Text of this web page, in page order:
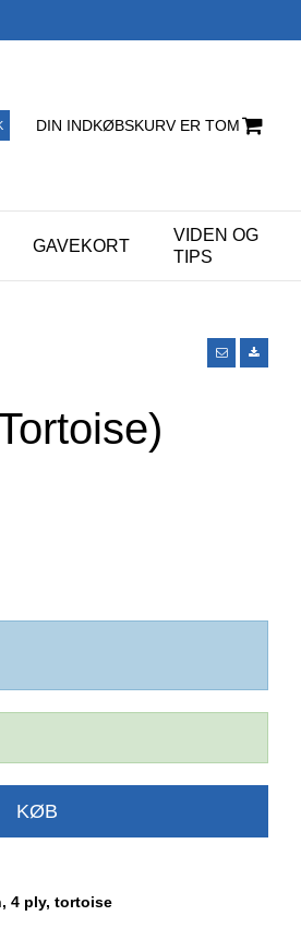
DIN INDKØBSKURV ER TOM
GAVEKORT
VIDEN OG
TIPS
KØB
4 ply, tortoise